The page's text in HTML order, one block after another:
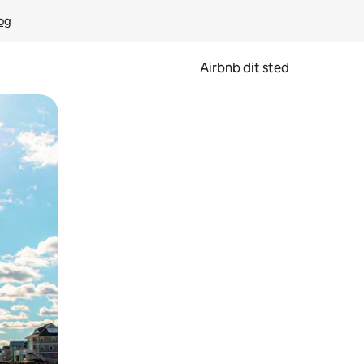
Airbnb dit sted